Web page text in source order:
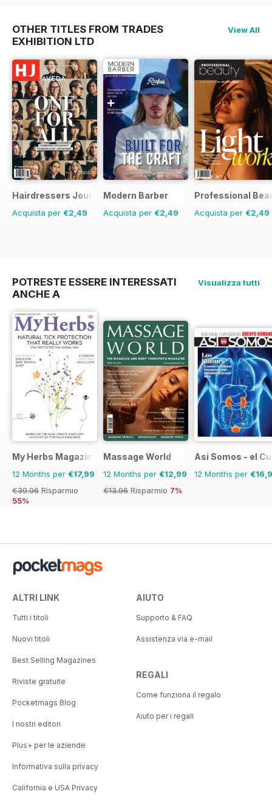
OTHER TITLES FROM TRADES
EXHIBITION LTD
View All
Hairdressers Journal
Acquista per €2,49
Modern Barber
Acquista per €2,49
Professional
Acquista per €2,49
POTRESTE ESSERE INTERESSATI
ANCHE A
Visualizza tutti
My Herbs Magazine
12 Months per €17,99
€39.96 Risparmio
55%
Massage World
12 Months per €12,99
€13.96 Risparmio 7%
Asi Somos - el
12 Months per
ALTRI LINK
Tutti i titoli
Nuovi titoli
Best Selling Magazines
Riviste gratuite
Pocketmags Blog
I nostri editori
Plus+ per le aziende
Informativa sulla privacy
California e USA Privacy
AIUTO
Supporto & FAQ
Assistenza via e-mail
REGALI
Come funziona il regalo
Aiuto per i regali